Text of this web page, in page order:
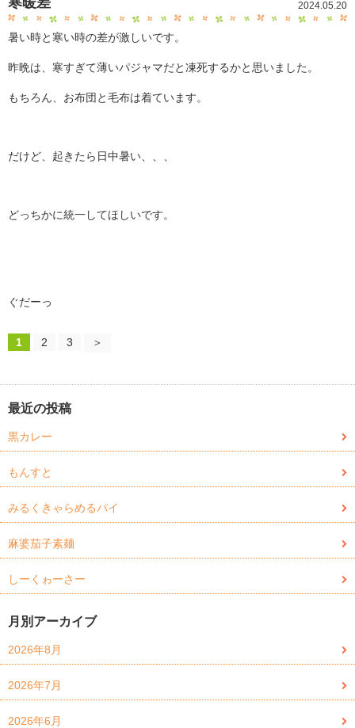
2024.05.20
暑い時と寒い時の差が激しいです。
昨晩は、寒すぎて薄いパジャマだと凍死するかと思いました。
もちろん、お布団と毛布は着ています。
だけど、起きたら日中暑い、、、
どっちかに統一してほしいです。
ぐだーっ
1 2 3 ＞
最近の投稿
黒カレー
もんすと
みるくきゃらめるパイ
麻婆茄子素麺
しーくゎーさー
月別アーカイブ
2026年8月
2026年7月
2026年6月